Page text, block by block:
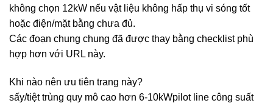
không chọn 12kW nếu vật liệu không hấp thụ vi sóng tốt
hoặc điện/mặt bằng chưa đủ.
Các đoạn chung chung đã được thay bằng checklist phù
hợp hơn với URL này.
Khi nào nên ưu tiên trang này?
sấy/tiệt trùng quy mô cao hơn 6-10kWpilot line công suất